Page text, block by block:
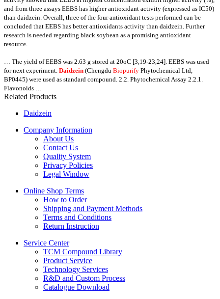
and from three assays EEBS has higher antioxidant activity (expressed as IC50)
than daidzein. Overall, three of the four antioxidant tests performed can be
concluded that EEBS has better antioxidants activity than daidzein. Further
research is needed regarding black soybean as a promising antioxidant
resource.
… The yield of EEBS was 2.63 g stored at 20oC [3,19-23,24]. EEBS was used
for next experiment. Daidzein (Chengdu Biopurify Phytochemical Ltd,
BP0445) were used as standard compound. 2.2. Phytochemical Assay 2.2.1.
Flavonoids …
Related Products
Daidzein
Company Information
About Us
Contact Us
Quality System
Privacy Policies
Legal Window
Online Shop Terms
How to Order
Shipping and Payment Methods
Terms and Conditions
Return Instruction
Service Center
TCM Compound Library
Product Service
Technology Services
R&D and Custom Process
Catalogue Download